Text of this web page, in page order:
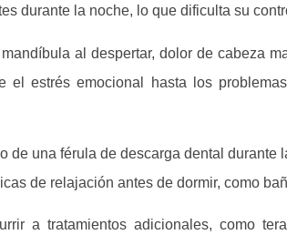
durante la noche, lo que dificulta su
al despertar, dolor de cabeza
el estrés emocional hasta los
una férula de descarga dental durante
de relajación antes de dormir, como
a tratamientos adicionales, como